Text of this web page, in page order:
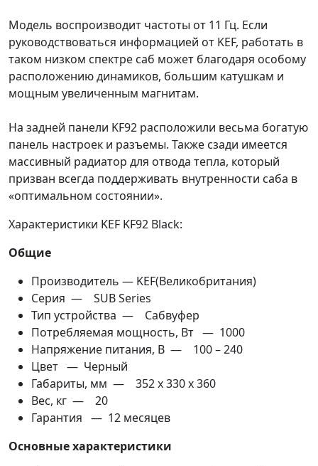
Модель воспроизводит частоты от 11 Гц. Если
руководствоваться информацией от KEF, работать в
таком низком спектре саб может благодаря особому
расположению динамиков, большим катушкам и
мощным увеличенным магнитам.
На задней панели KF92 расположили весьма богатую
панель настроек и разъемы. Также сзади имеется
массивный радиатор для отвода тепла, который
призван всегда поддерживать внутренности саба в
«оптимальном состоянии».
Характеристики KEF KF92 Black:
Общие
Производитель — KEF(Великобритания)
Серия — SUB Series
Тип устройства — Сабвуфер
Потребляемая мощность, Вт — 1000
Напряжение питания, В — 100 – 240
Цвет — Черный
Габариты, мм — 352 x 330 x 360
Вес, кг — 20
Гарантия — 12 месяцев
Основные характеристики